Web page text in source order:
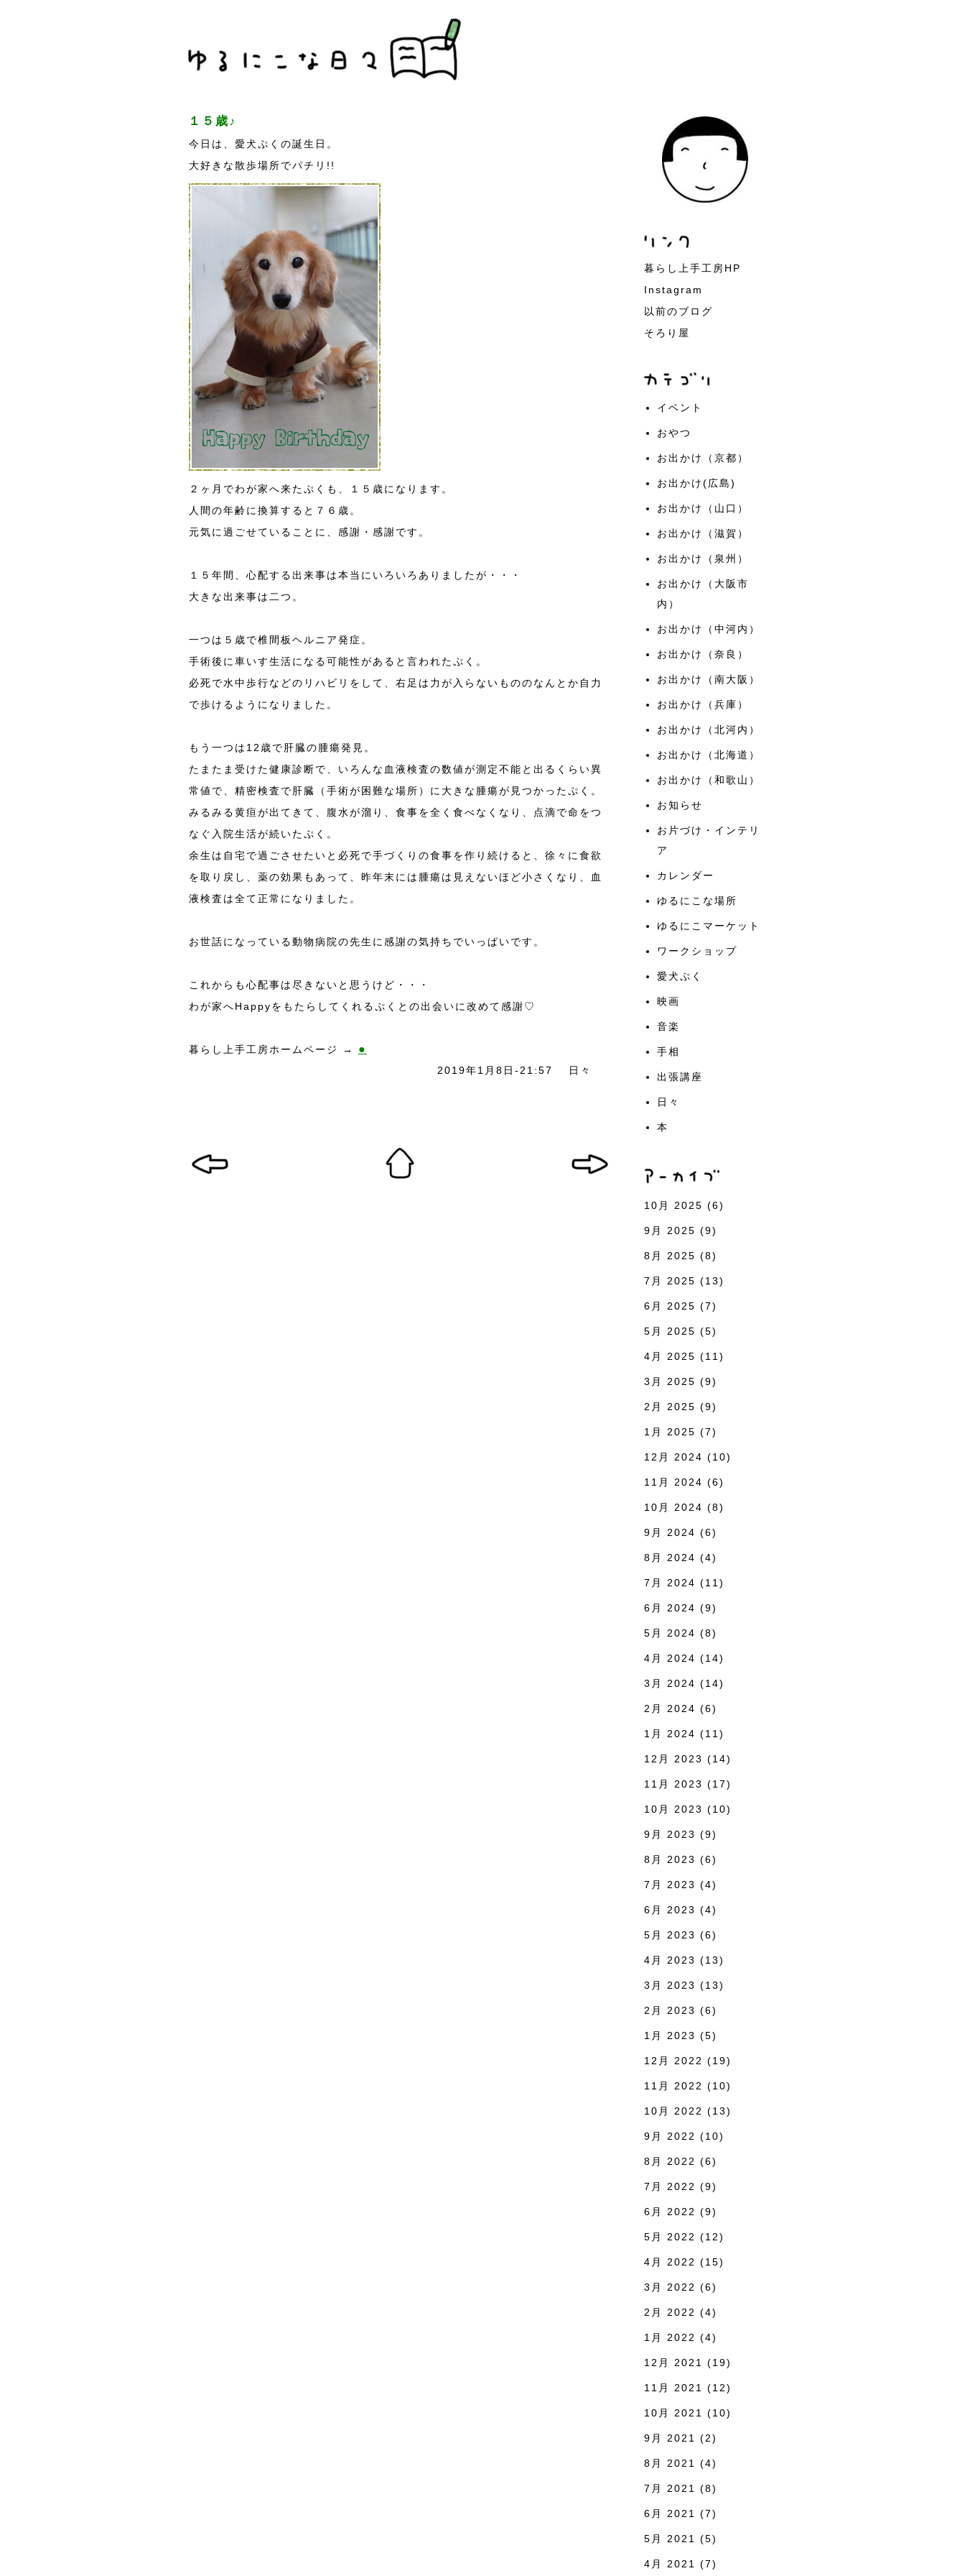
１５歳♪
今日は、愛犬ぷくの誕生日。
大好きな散歩場所でパチリ!!
２ヶ月でわが家へ来たぷくも、１５歳になります。
人間の年齢に換算すると７６歳。
元気に過ごせていることに、感謝・感謝です。
１５年間、心配する出来事は本当にいろいろありましたが・・・
大きな出来事は二つ。
一つは５歳で椎間板ヘルニア発症。
手術後に車いす生活になる可能性があると言われたぷく。
必死で水中歩行などのリハビリをして、右足は力が入らないもののなんとか自力
で歩けるようになりました。
もう一つは12歳で肝臓の腫瘍発見。
たまたま受けた健康診断で、いろんな血液検査の数値が測定不能と出るくらい異
常値で、精密検査で肝臓（手術が困難な場所）に大きな腫瘍が見つかったぷく。
みるみる黄疸が出てきて、腹水が溜り、食事を全く食べなくなり、点滴で命をつ
なぐ入院生活が続いたぷく。
余生は自宅で過ごさせたいと必死で手づくりの食事を作り続けると、徐々に食欲
を取り戻し、薬の効果もあって、昨年末には腫瘍は見えないほど小さくなり、血
液検査は全て正常になりました。
お世話になっている動物病院の先生に感謝の気持ちでいっぱいです。
これからも心配事は尽きないと思うけど・・・
わが家へHappyをもたらしてくれるぷくとの出会いに改めて感謝♡
暮らし上手工房ホームページ → ●
2019年1月8日-21:57 日々
暮らし上手工房HP
Instagram
以前のブログ
そろり屋
イベント
おやつ
お出かけ（京都）
お出かけ(広島)
お出かけ（山口）
お出かけ（滋賀）
お出かけ（泉州）
お出かけ（大阪市
内）
お出かけ（中河内）
お出かけ（奈良）
お出かけ（南大阪）
お出かけ（兵庫）
お出かけ（北河内）
お出かけ（北海道）
お出かけ（和歌山）
お知らせ
お片づけ・インテリ
ア
カレンダー
ゆるにこな場所
ゆるにこマーケット
ワークショップ
愛犬ぷく
映画
音楽
手相
出張講座
日々
本
10月 2025 (6)
9月 2025 (9)
8月 2025 (8)
7月 2025 (13)
6月 2025 (7)
5月 2025 (5)
4月 2025 (11)
3月 2025 (9)
2月 2025 (9)
1月 2025 (7)
12月 2024 (10)
11月 2024 (6)
10月 2024 (8)
9月 2024 (6)
8月 2024 (4)
7月 2024 (11)
6月 2024 (9)
5月 2024 (8)
4月 2024 (14)
3月 2024 (14)
2月 2024 (6)
1月 2024 (11)
12月 2023 (14)
11月 2023 (17)
10月 2023 (10)
9月 2023 (9)
8月 2023 (6)
7月 2023 (4)
6月 2023 (4)
5月 2023 (6)
4月 2023 (13)
3月 2023 (13)
2月 2023 (6)
1月 2023 (5)
12月 2022 (19)
11月 2022 (10)
10月 2022 (13)
9月 2022 (10)
8月 2022 (6)
7月 2022 (9)
6月 2022 (9)
5月 2022 (12)
4月 2022 (15)
3月 2022 (6)
2月 2022 (4)
1月 2022 (4)
12月 2021 (19)
11月 2021 (12)
10月 2021 (10)
9月 2021 (2)
8月 2021 (4)
7月 2021 (8)
6月 2021 (7)
5月 2021 (5)
4月 2021 (7)